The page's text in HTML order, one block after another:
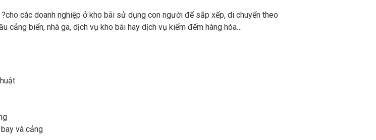
các doanh nghiệp ở kho bãi sử dụng con người để sắp xếp, di chuyển theo
cảng biển, nhà ga, dịch vụ kho bãi hay dịch vụ kiểm đếm hàng hóa…
và cảng